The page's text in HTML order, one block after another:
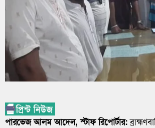
পারভেজ আলম আদেল, স্টাফ রিপোর্টার: